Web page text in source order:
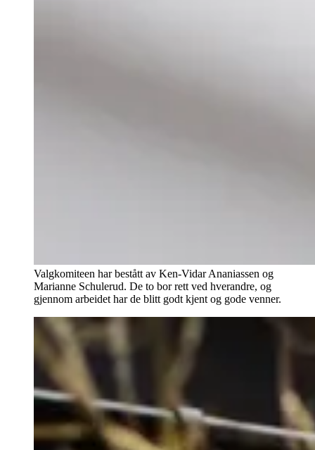
Valgkomiteen har bestått av Ken-Vidar Ananiassen og
Marianne Schulerud. De to bor rett ved hverandre, og
gjennom arbeidet har de blitt godt kjent og gode venner.